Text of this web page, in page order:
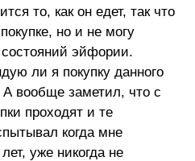
то, как он едет, так что
но и не могу
состояний эйфории.
ли я покупку данного
А вообще заметил, что с
проходят и те
когда мне
уже никогда не